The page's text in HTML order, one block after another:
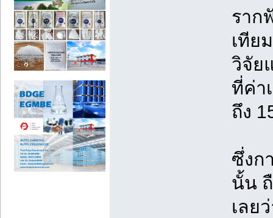
ราก
เทีย
วิจัย
ที่ค่า
ถึง
ซึ่งก
นั้น
เลย